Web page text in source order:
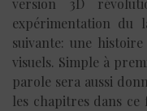
version 3D
expérimentation du
suivante: une
visuels. Simple à
parole sera aussi
les chapitres dans